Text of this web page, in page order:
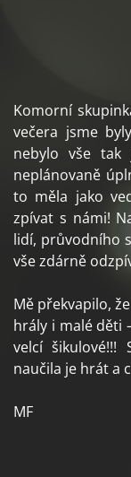
Komorní
večera jsme
nebylo vše tak
neplánovaně
to měla jako
zpívat s námi!
lidí, průvodního
vše zdárně
Mě překvapilo,
hrály i malé děti
velcí šikulové!!!
naučila je hrát a
MF